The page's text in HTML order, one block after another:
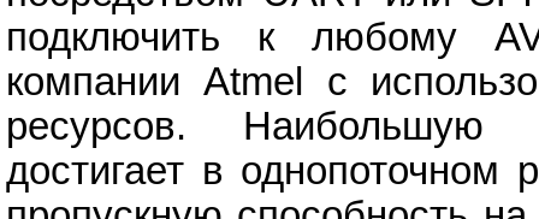
подключить к любому
компании Atmel с
ресурсов. Наибольшую
достигает в